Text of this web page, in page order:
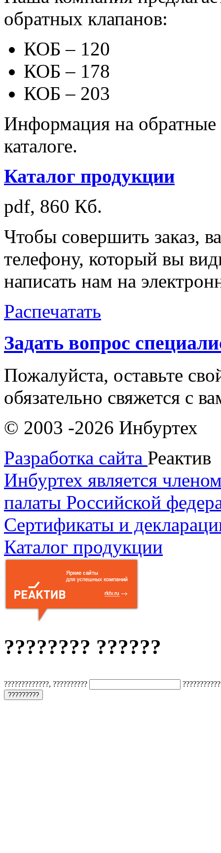
обратных клапанов:
КОБ – 120
КОБ – 178
КОБ – 203
Информация на обратные
каталоге.
Каталог продукции
pdf, 860 Кб.
Чтобы совершить заказ,
телефону, который вы
написать нам на
Распечатать
Задать вопрос
Пожалуйста, оставьте
обязательно свяжется с
© 2003 -2026 Инбуртех
Разработка сайта Реактив
Инбуртех является
палаты Российской
Сертификаты и
Каталог продукции
???????? ??????
?????????????, ??????????